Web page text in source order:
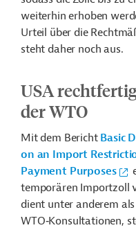
weiterhin erhoben
Urteil über die
steht daher noch aus.
USA
der WTO
Mit dem Bericht Basic
on an Import
Payment Purposes
temporären Importzoll
dient unter anderem
WTO‑Konsultationen,